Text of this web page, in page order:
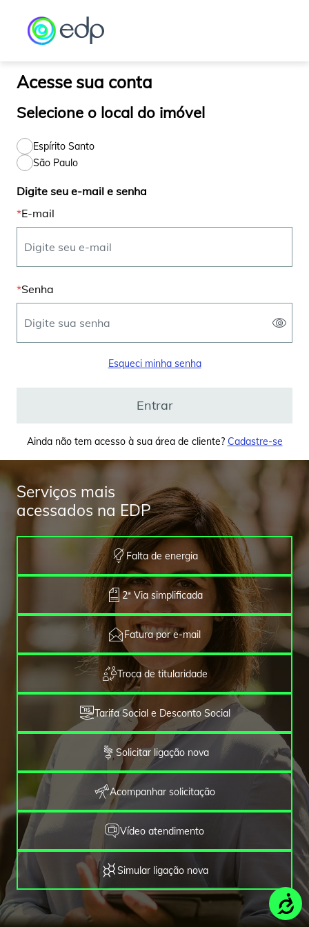
Serviços mais
acessados na EDP
Falta de energia
2ª Via simplificada
Fatura por e-mail
Troca de titularidade
Tarifa Social e Desconto Social
Solicitar ligação nova
Acompanhar solicitação
Vídeo atendimento
Simular ligação nova
Acesse sua conta
Selecione o local do imóvel
Espírito Santo
São Paulo
Digite seu e-mail e senha
E-mail
Senha
Esqueci minha senha
Entrar
Ainda não tem acesso à sua área de cliente? Cadastre-se